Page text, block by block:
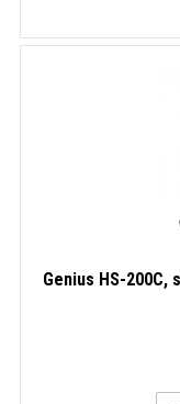
Genius HS-200C,